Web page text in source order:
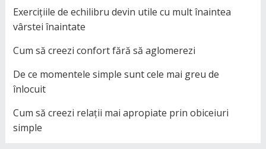
Exercițiile de echilibru devin utile cu mult înaintea
vârstei înaintate
Cum să creezi confort fără să aglomerezi
De ce momentele simple sunt cele mai greu de
înlocuit
Cum să creezi relații mai apropiate prin obiceiuri
simple